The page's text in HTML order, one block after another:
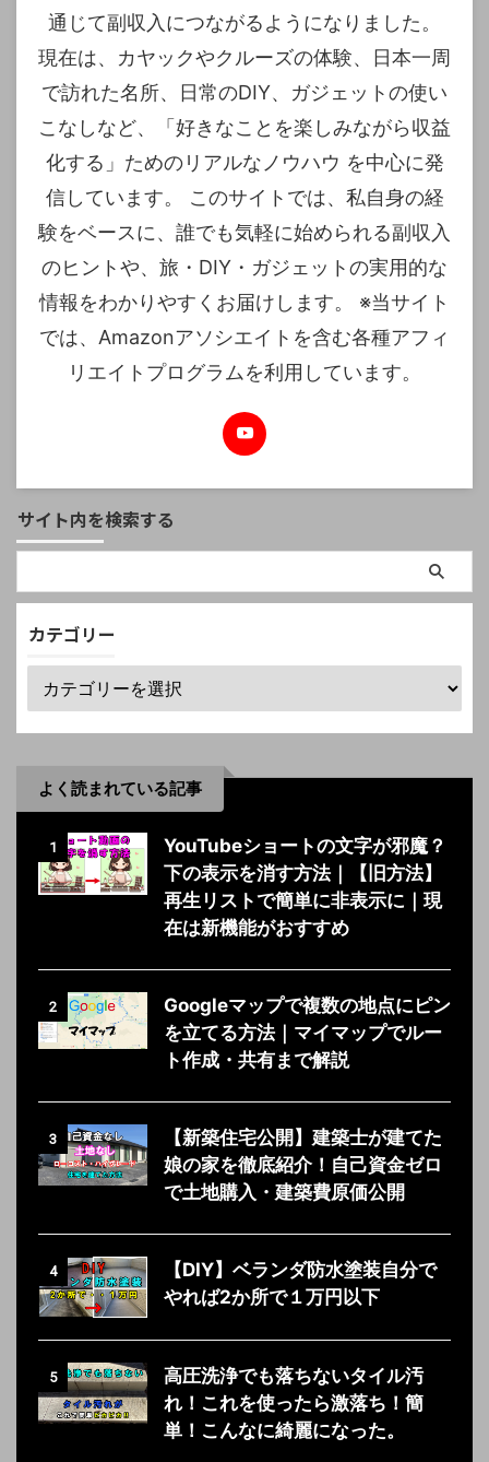
通じて副収入につながるようになりました。
現在は、カヤックやクルーズの体験、日本一周
で訪れた名所、日常のDIY、ガジェットの使い
こなしなど、「好きなことを楽しみながら収益
化する」ためのリアルなノウハウ を中心に発
信しています。 このサイトでは、私自身の経
験をベースに、誰でも気軽に始められる副収入
のヒントや、旅・DIY・ガジェットの実用的な
情報をわかりやすくお届けします。 ※当サイト
では、Amazonアソシエイトを含む各種アフィ
リエイトプログラムを利用しています。
サイト内を検索する
カテゴリー
よく読まれている記事
1
YouTubeショートの文字が邪魔？
下の表示を消す方法｜【旧方法】
再生リストで簡単に非表示に｜現
在は新機能がおすすめ
2
Googleマップで複数の地点にピン
を立てる方法｜マイマップでルー
ト作成・共有まで解説
3
【新築住宅公開】建築士が建てた
娘の家を徹底紹介！自己資金ゼロ
で土地購入・建築費原価公開
4
【DIY】ベランダ防水塗装自分で
やれば2か所で１万円以下
5
高圧洗浄でも落ちないタイル汚
れ！これを使ったら激落ち！簡
単！こんなに綺麗になった。